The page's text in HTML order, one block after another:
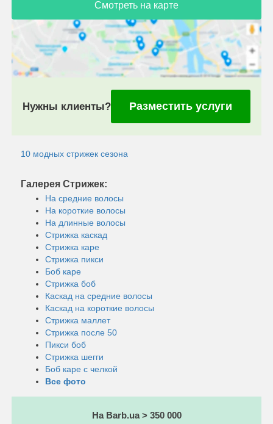
Смотреть на карте
Нужны клиенты? Разместить услуги
10 модных стрижек сезона
Галерея Стрижек:
На средние волосы
На короткие волосы
На длинные волосы
Стрижка каскад
Стрижка каре
Стрижка пикси
Боб каре
Стрижка боб
Каскад на средние волосы
Каскад на короткие волосы
Стрижка маллет
Стрижка после 50
Пикси боб
Стрижка шегги
Боб каре с челкой
Все фото
На Barb.ua > 350 000